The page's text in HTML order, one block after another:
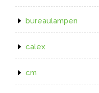
bureaulampen
calex
cm